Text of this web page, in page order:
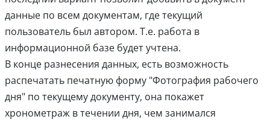
данные по всем документам, где текущий
пользователь был автором. Т.е. работа в
информационной базе будет учтена.
В конце разнесения данных, есть возможность
распечатать печатную форму "Фотография рабочего
дня" по текущему документу, она покажет
хронометраж в течении дня, чем занимался